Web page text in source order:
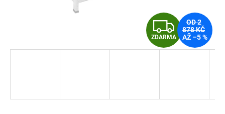
Z
D
ZDARMA
OD 2
878 KČ
AŽ –5 %
o